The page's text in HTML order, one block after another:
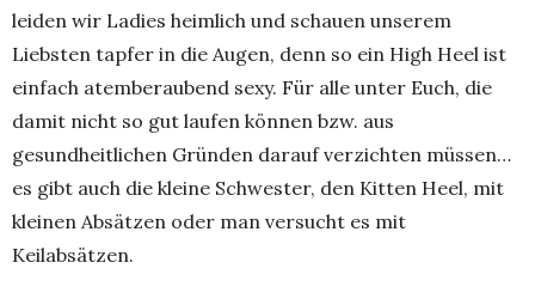
leiden wir Ladies heimlich und schauen unserem
Liebsten tapfer in die Augen, denn so ein High Heel ist
einfach atemberaubend sexy. Für alle unter Euch, die
damit nicht so gut laufen können bzw. aus
gesundheitlichen Gründen darauf verzichten müssen…
es gibt auch die kleine Schwester, den Kitten Heel, mit
kleinen Absätzen oder man versucht es mit
Keilabsätzen.